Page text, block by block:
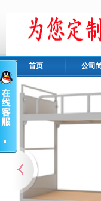
首页 公司